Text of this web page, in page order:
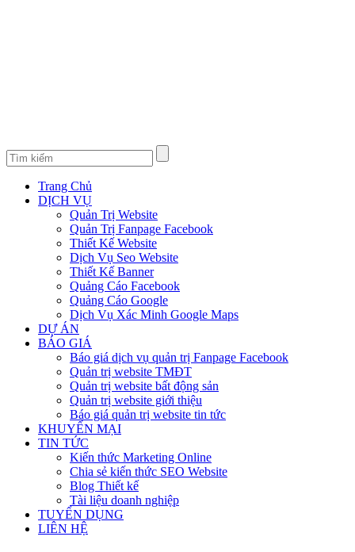
Trang Chủ
DỊCH VỤ
Quản Trị Website
Quản Trị Fanpage Facebook
Thiết Kế Website
Dịch Vụ Seo Website
Thiết Kế Banner
Quảng Cáo Facebook
Quảng Cáo Google
Dịch Vụ Xác Minh Google Maps
DỰ ÁN
BÁO GIÁ
Báo giá dịch vụ quản trị Fanpage Facebook
Quản trị website TMĐT
Quản trị website bất động sản
Quản trị website giới thiệu
Báo giá quản trị website tin tức
KHUYẾN MẠI
TIN TỨC
Kiến thức Marketing Online
Chia sẻ kiến thức SEO Website
Blog Thiết kế
Tài liệu doanh nghiệp
TUYỂN DỤNG
LIÊN HỆ